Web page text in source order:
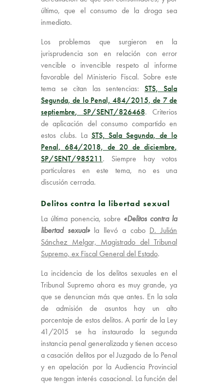
último, que el consumo de la droga sea
inmediato.
Los problemas que surgieron en la
jurisprudencia son en relación con error
vencible o invencible respeto al informe
favorable del Ministerio Fiscal. Sobre este
tema se citan las sentencias:STS, Sala
Segunda, de lo Penal, 484/2015, de 7 de
septiembre, SP/SENT/826468. Criterios
de aplicación del consumo compartido en
estos clubs. La STS, Sala Segunda, de lo
Penal, 684/2018, de 20 de diciembre,
SP/SENT/985211. Siempre hay votos
particulares en este tema, no es una
discusión cerrada.
Delitos contra la libertad sexual
La última ponencia, sobre «Delitos contra la
libertad sexual»la llevó a cabo D. Julián
Sánchez Melgar, Magistrado del Tribunal
Supremo, ex Fiscal General del Estado.
La incidencia de los delitos sexuales en el
Tribunal Supremo ahora es muy grande, ya
que se denuncian más que antes. En la sala
de admisión de asuntos hay un alto
porcentaje de estos delitos. A partir de la Ley
41/2015 se ha instaurado la segunda
instancia penal generalizada y tienen acceso
a casación delitos por el Juzgado de lo Penal
y en apelación por la Audiencia Provincial
que tengan interés casacional. La función del